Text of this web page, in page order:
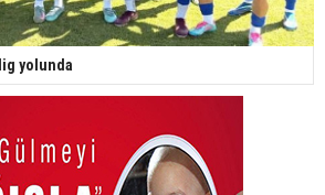
yolunda